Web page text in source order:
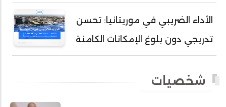
أحمد سيد أحمد أج
أحمد طالب ولد محمد
أحمد عبد الله أحمد مسكه
الأداء الضريبي في موريتانيا: تحسن
تدريجي دون بلوغ الإمكانات الكامنة
شخصيات